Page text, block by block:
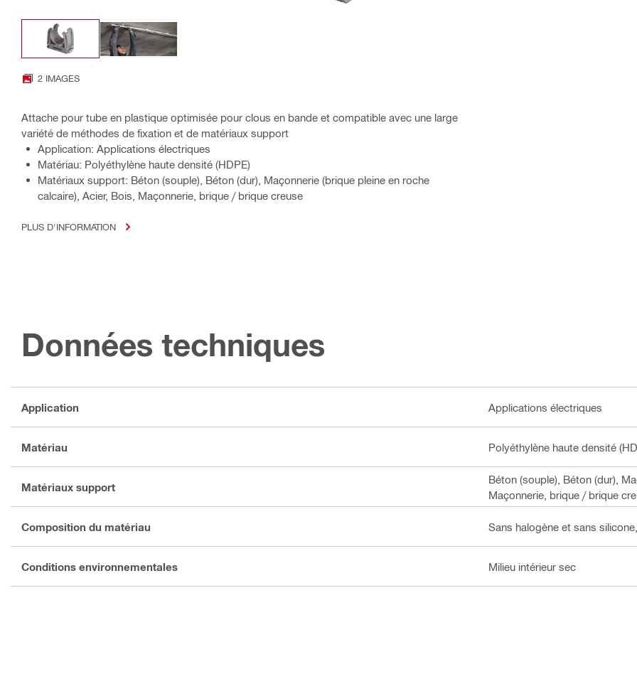
2 IMAGES
Attache pour tube en plastique optimisée pour clous en bande et compatible avec une large
variété de méthodes de fixation et de matériaux support
Application: Applications électriques
Matériau: Polyéthylène haute densité (HDPE)
Matériaux support: Béton (souple), Béton (dur), Maçonnerie (brique pleine en roche
calcaire), Acier, Bois, Maçonnerie, brique / brique creuse
PLUS D'INFORMATION
Données techniques
Application Applications électriques
Matériau Polyéthylène haute densité
Matériaux support
Béton (souple), Béton (dur),
Maçonnerie, brique / brique
Composition du matériau Sans halogène et sans
Conditions environnementales Milieu intérieur sec